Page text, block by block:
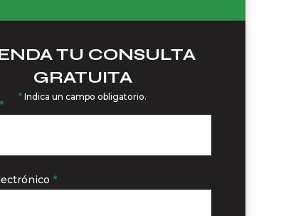
TU CONSULTA
GRATUITA
* Indica un campo obligatorio.
*
*